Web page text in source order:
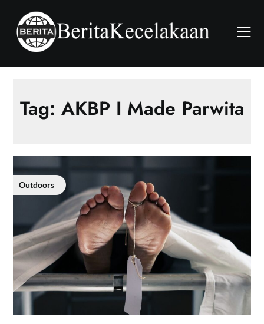
content
Tag: AKBP I Made Parwita
Outdoors